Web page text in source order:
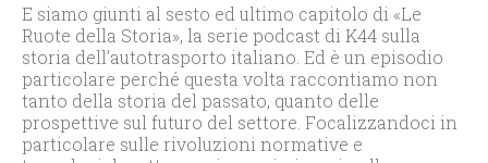
E siamo giunti al sesto ed ultimo capitolo di «Le
Ruote della Storia», la serie podcast di K44 sulla
storia dell’autotrasporto italiano. Ed è un episodio
particolare perché questa volta raccontiamo non
tanto della storia del passato, quanto delle
prospettive sul futuro del settore. Focalizzandoci in
particolare sulle rivoluzioni normative e